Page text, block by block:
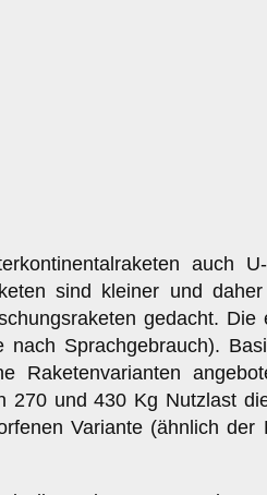
auch
sind kleiner und
gedacht. Die
Sprachgebrauch).
Raketenvarianten
270 und 430 Kg Nutzlast
Variante (ähnlich der